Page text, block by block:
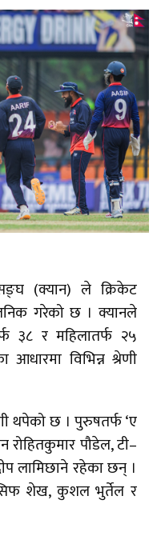
(क्यान) ले क्रिकेट
गरेको छ । क्यानले
३८ र महिलातर्फ २५
आधारमा विभिन्न श्रेणी
थपेको छ । पुरुषतर्फ ‘ए
रोहितकुमार पौडेल, टी–
लामिछाने रहेका छन् ।
शेख, कुशल भुर्तेल र